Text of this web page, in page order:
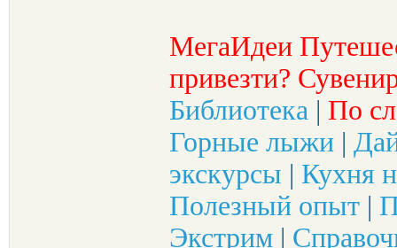
МегаИдеи
привезти?
Библиотека | По
Горные лыжи |
экскурсы | Кухня
Полезный опыт |
Экстрим |